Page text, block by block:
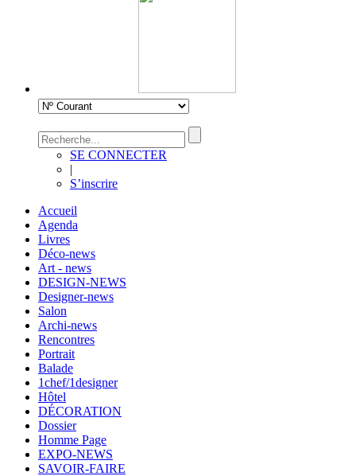
SE CONNECTER
|
S’inscrire
Accueil
Agenda
Livres
Déco-news
Art - news
DESIGN-NEWS
Designer-news
Salon
Archi-news
Rencontres
Portrait
Balade
1chef/1designer
Hôtel
DÉCORATION
Dossier
Homme Page
EXPO-NEWS
SAVOIR-FAIRE